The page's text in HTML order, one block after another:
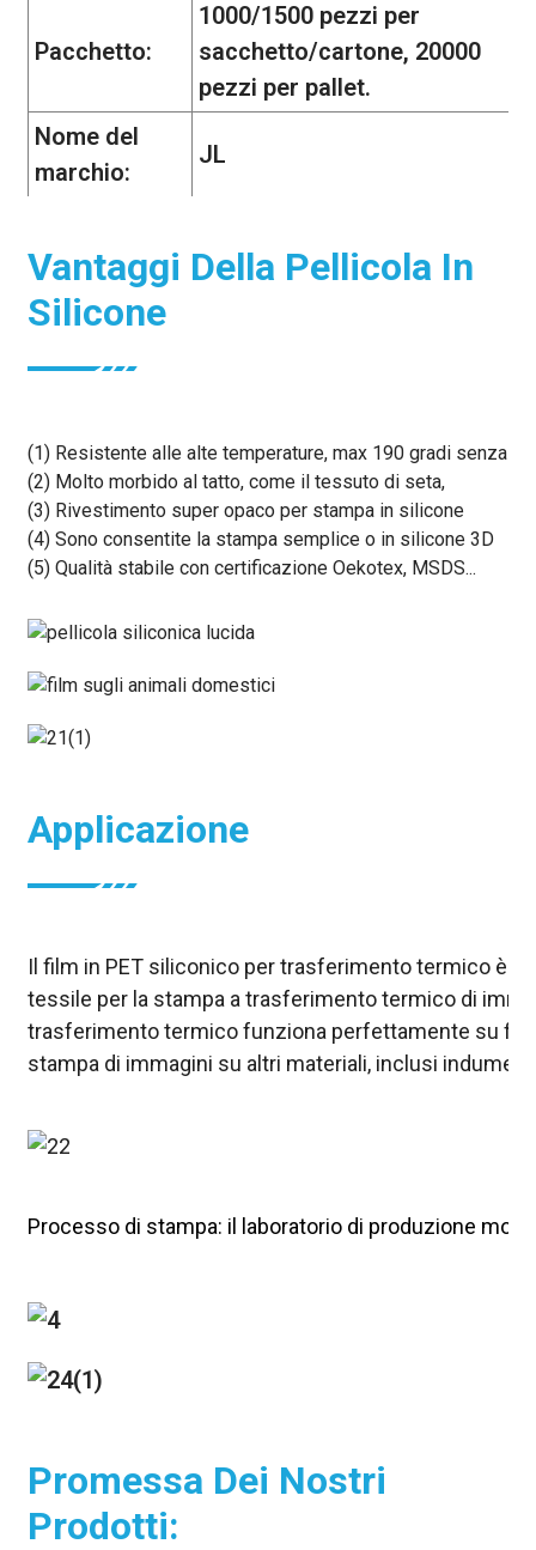
Pacchetto:
1000/1500 pezzi per
sacchetto/cartone, 20000
pezzi per pallet.
Nome del
marchio:
JL
Vantaggi Della Pellicola In
Silicone
(1) Resistente alle alte temperature, max 190 gradi senza
(2) Molto morbido al tatto, come il tessuto di seta,
(3) Rivestimento super opaco per stampa in silicone
(4) Sono consentite la stampa semplice o in silicone 3D
(5) Qualità stabile con certificazione Oekotex, MSDS...
Applicazione
Il film in PET siliconico per trasferimento termico è
tessile per la stampa a trasferimento termico di
trasferimento termico funziona perfettamente su film
stampa di immagini su altri materiali, inclusi
Processo di stampa: il laboratorio di produzione
Promessa Dei Nostri
Prodotti: